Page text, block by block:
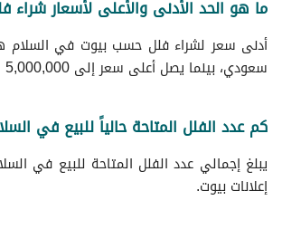
ما هو الحد الأدنى والأعلى لأسعار شراء
سعودي، بينما يصل أعلى سعر إلى 5,000,000 ريال سعودي.
كم عدد الفلل المتاحة حالياً للبيع في
إعلانات بيوت.